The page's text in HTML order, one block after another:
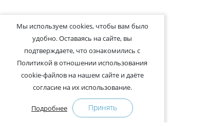
Мы используем cookies, чтобы вам было
удобно. Оставаясь на сайте, вы
подтверждаете, что ознакомились с
Политикой в отношении использования
cookie-файлов на нашем сайте и даёте
согласие на их использование.
Подробнее Принять